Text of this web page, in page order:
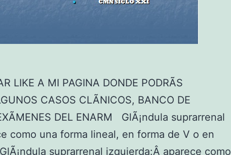
LIKE A MI PAGINA DONDE PODRÃS
CASOS CLÃNICOS, BANCO DE
DEL ENARM GlÃ¡ndula suprarrenal
como una forma lineal, en forma de V o en
suprarrenal izquierda:Â aparece como